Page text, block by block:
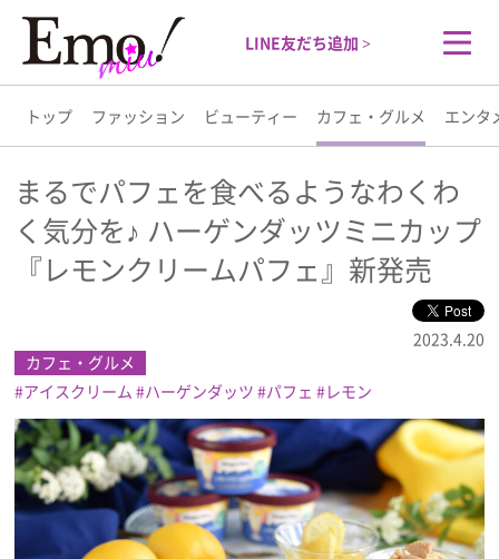
LINE友だち追加 >
トップ ファッション ビューティー カフェ・グルメ エンタ
トップ
ファッション
カフェ・グルメ
エンタメ
ライフスタイル
プレゼント
まるでパフェを食べるようなわくわ
く気分を♪ ハーゲンダッツミニカップ
『レモンクリームパフェ』新発売
2023.4.20
カフェ・グルメ
アイスクリーム
ハーゲンダッツ パフェ レモン